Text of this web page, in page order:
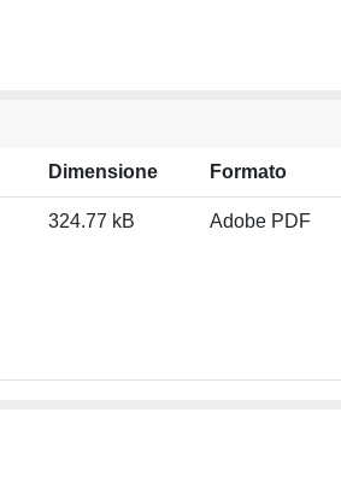
Dimensione Formato
324.77 kB Adobe PDF